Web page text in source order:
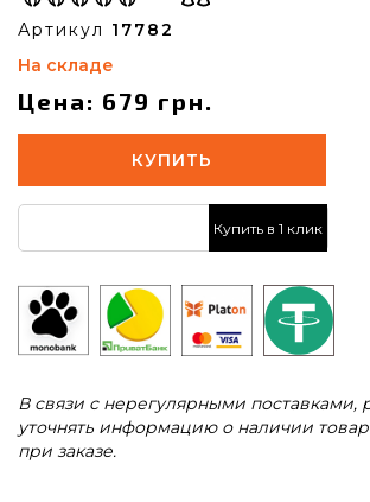
Артикул 17782
На складе
Цена: 679 грн.
КУПИТЬ
Купить в 1 клик
В связи с нерегулярными поставками,
уточнять информацию о наличии
при заказе.